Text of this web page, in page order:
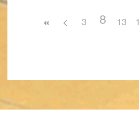
3 8 13